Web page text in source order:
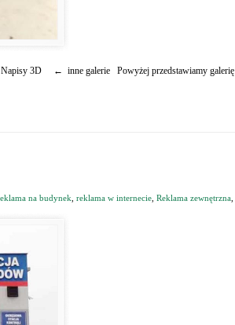
Napisy 3D ← inne galerie Powyżej przedstawiamy galerię
na budynek reklama w internecie Reklama zewnętrzna